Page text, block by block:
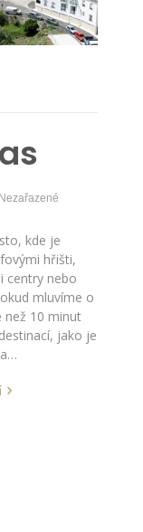
Nezařazené
kde je
hřišti,
centry nebo
mluvíme o
než 10 minut
jako je